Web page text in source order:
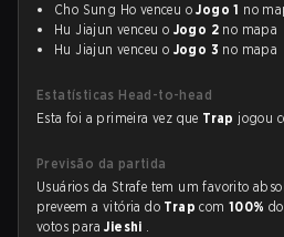
Cho Sung Ho venceu oJogo 1 no
Hu Jiajun venceu o Jogo 2 no mapa
Hu Jiajun venceu o Jogo 3 no mapa
Estatísticas Head-to-head
Esta foi a primeira vez que Trap jogou
Previsão da partida
Usuários da Strafe tem um favorito
preveem a vitória do Trapcom100%
votos paraJieshi .